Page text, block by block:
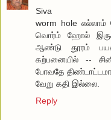
Siva
worm hole
வொர்ம் ஹோல்
ஆண்டு தூரம்
கற்பனையில் --
போவதே
வேறு கதி இல்லை.
Reply